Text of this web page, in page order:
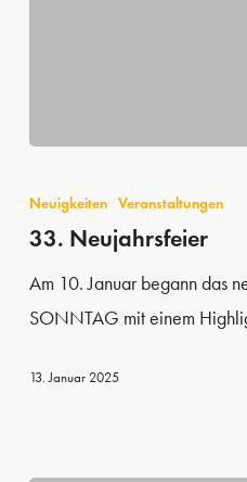
Neujahrsfeier
Neuigkeiten Veranstaltungen
33. Neujahrsfeier
Am 10. Januar begann das
SONNTAG mit einem
13. Januar 2025